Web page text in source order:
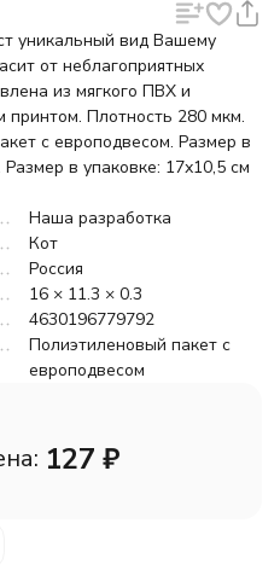
уникальный вид Вашему
от неблагоприятных
из мягкого ПВХ и
принтом. Плотность 280 мкм.
с европодвесом. Размер в
в упаковке: 17х10,5 см
Наша разработка
Кот
Россия
16 × 11.3 × 0.3
4630196779792
Полиэтиленовый пакет с
европодвесом
127 ₽